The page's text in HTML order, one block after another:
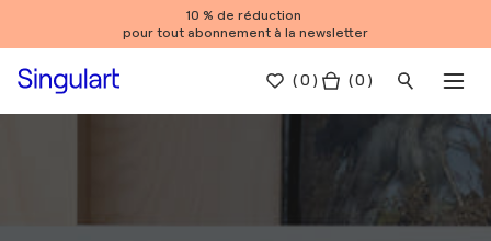
10 % de réduction
pour tout abonnement à la newsletter
(0 ) ( 0 )